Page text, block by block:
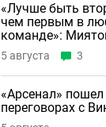
«Лучше быть
чем первым в
команде»:
в «Арсенале»
5 августа 3
«Арсенал»
переговорах с